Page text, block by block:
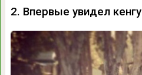
2. Впервые увидел